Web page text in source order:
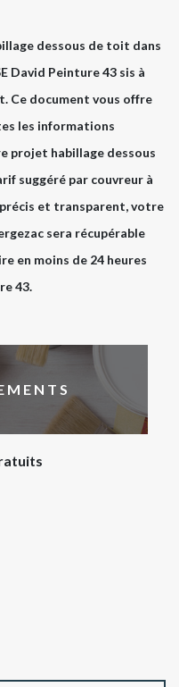
dessous de toit dans
David Peinture 43 sis à
Ce document vous offre
les informations
projet habillage dessous
suggéré par couvreur à
et transparent, votre
sera récupérable
en moins de 24 heures
43.